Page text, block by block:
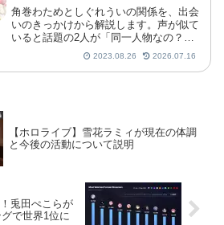
角巻わためとしぐれういの関係を、出会
いのきっかけから解説します。声が似て
いると話題の2人が「同一人物なの？」
という疑問や、コラボ配信・歌ってみた
まで、仲の良さが伝わるエピソードをま
とめました。
2023.08.26 2026.07.16
【ホロライブ】雪花ラミィが現在の体調
と今後の活動について説明
兎田ぺこらが
で世界1位に